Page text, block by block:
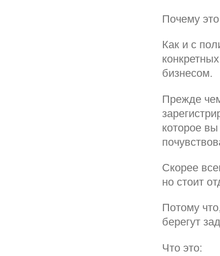
Почему
Как и с
бизнесом.
Прежде
которое
Скорее
но стоит
Потому
берегут
Что это: